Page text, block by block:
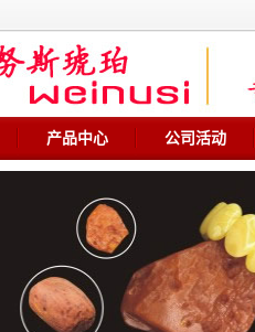
产品中心 公司活动